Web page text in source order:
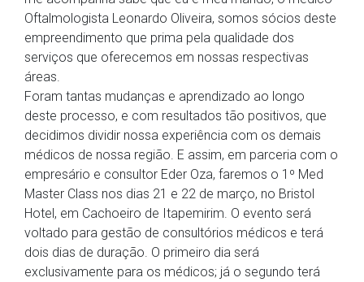
Oftalmologista Leonardo Oliveira, somos sócios deste
empreendimento que prima pela qualidade dos
serviços que oferecemos em nossas respectivas
áreas.
Foram tantas mudanças e aprendizado ao longo
deste processo, e com resultados tão positivos, que
decidimos dividir nossa experiência com os demais
médicos de nossa região. E assim, em parceria com o
empresário e consultor Eder Oza, faremos o 1º Med
Master Class nos dias 21 e 22 de março, no Bristol
Hotel, em Cachoeiro de Itapemirim. O evento será
voltado para gestão de consultórios médicos e terá
dois dias de duração. O primeiro dia será
exclusivamente para os médicos; já o segundo terá